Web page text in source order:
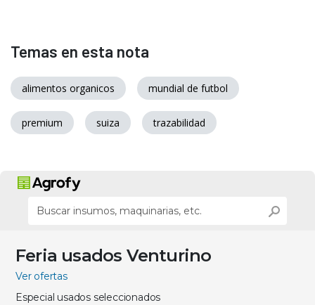
Temas en esta nota
alimentos organicos mundial de futbol
premium suiza trazabilidad
Feria usados Venturino
Ver ofertas
Especial usados seleccionados